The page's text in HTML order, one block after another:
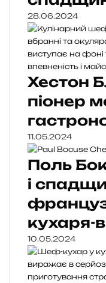
28.06.2024
Хестон
піонер
11.05.2024
Поль
і
кухаря-
10.05.2024